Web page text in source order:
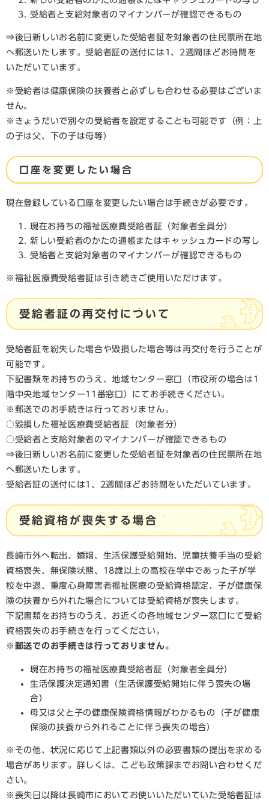
受給者と支給対象者のマイナンバーが確認できるもの
⇒後日新しいお名前に変更した受給者証を対象者の住民票所在地
へ郵送いたします。受給者証の送付には1、2週間ほどお時間を
いただいています。
※受給者は健康保険の扶養者と必ずしも合わせる必要はございま
せん。
※きょうだいで別々の受給者を設定することも可能です（例：上
の子は父、下の子は母等）
口座を変更したい場合
現在登録している口座を変更したい場合は手続きが必要です。
現在お持ちの福祉医療費受給者証（対象者全員分）
新しい受給者のかたの通帳またはキャッシュカードの写し
受給者と支給対象者のマイナンバーが確認できるもの
※福祉医療費受給者証は引き続きご使用いただけます。
受給者証の再交付について
受給者証を紛失した場合や毀損した場合等は再交付を行うことが
可能です。
下記書類をお持ちのうえ、地域センター窓口（市役所の場合は1
階中央地域センター11番窓口）にてお手続きください。
※郵送でのお手続きは行っておりません。
○毀損した福祉医療費受給者証（対象者分）
○受給者と支給対象者のマイナンバーが確認できるもの
⇒後日新しいお名前に変更した受給者証を対象者の住民票所在地
へ郵送いたします。
受給者証の送付には1、2週間ほどお時間をいただいています。​
受給資格が喪失する場合
長崎市外へ転出、婚姻、生活保護受給開始、児童扶養手当の受給
資格喪失、無保険状態、18歳以上の高校在学中であった子が学
校を中退、重度心身障害者福祉医療の受給資格認定、子が健康保
険の扶養から外れた場合については受給資格が喪失します。
下記書類をお持ちのうえ、お近くの各地域センター窓口にて受給
資格喪失のお手続きを行ってください。
※郵送でのお手続きは行っておりません。
現在お持ちの福祉医療費受給者証（対象者全員分）
生活保護決定通知書（生活保護受給開始に伴う喪失の場
合）
母又は父と子の健康保険資格情報がわかるもの（子が健康
保険の扶養から外れることに伴う喪失の場合）​
※その他、状況に応じて上記書類以外の必要書類の提出を求める
場合があります。詳しくは、こども政策課までお問い合わせくだ
さい。
※喪失日以降は長崎市においてお使いいただいていた受給者証は